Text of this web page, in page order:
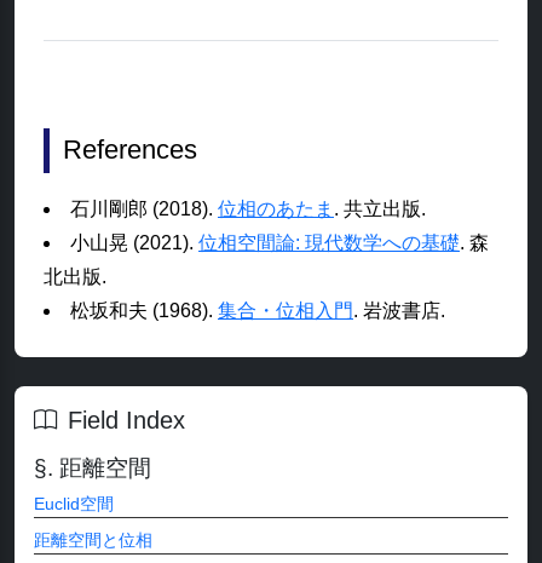
References
石川剛郎 (2018). 位相のあたま . 共立出版.
小山晃 (2021). 位相空間論: 現代数学への基礎. 森
北出版.
松坂和夫 (1968). 集合・位相入門. 岩波書店.
Field Index
距離空間
Euclid空間
距離空間と位相